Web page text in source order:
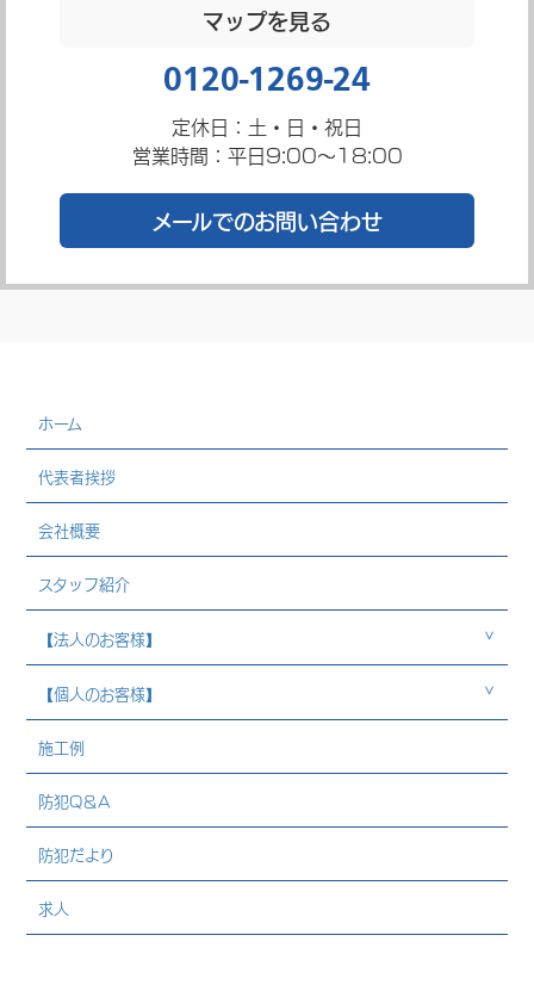
マップを見る
0120-1269-24
定休日：土・日・祝日
営業時間：平日9:00～18:00
メールでのお問い合わせ
ホーム
代表者挨拶
会社概要
スタッフ紹介
【法人のお客様】
【個人のお客様】
施工例
防犯Q＆A
防犯だより
求人